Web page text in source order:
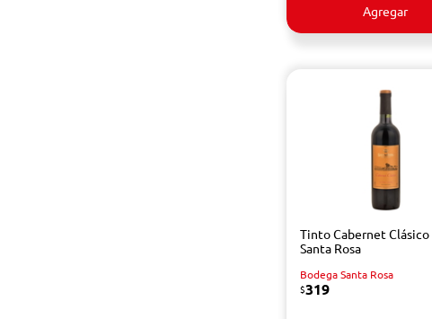
Agregar
Tinto Cabernet Clásico
Santa Rosa
Bodega Santa Rosa
$319